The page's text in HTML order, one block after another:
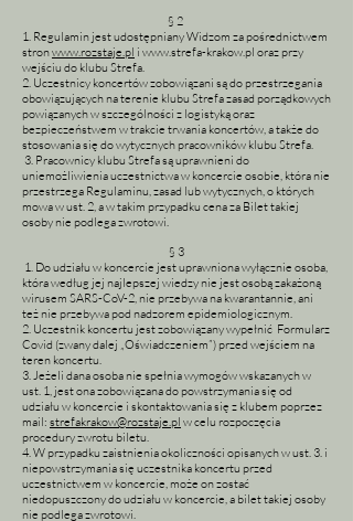
§ 2
1. Regulamin jest udostępniany Widzom za pośrednictwem
stronwww.rozstaje.pl i www.strefa-krakow.pl oraz przy
wejściu do klubu Strefa.
2. Uczestnicy koncertów zobowiązani są do przestrzegania
obowiązujących na terenie klubu Strefa zasad porządkowych
powiązanych w szczególności z logistyką oraz
bezpieczeństwem w trakcie trwania koncertów, a także do
stosowania się do wytycznych pracowników klubu Strefa.
3. Pracownicy klubu Strefa są uprawnieni do
uniemożliwienia uczestnictwa w koncercie osobie, która nie
przestrzega Regulaminu, zasad lub wytycznych, o których
mowa w ust. 2, a w takim przypadku cena za Bilet takiej
osoby nie podlega zwrotowi.
§ 3
1. Do udziału w koncercie jest uprawniona wyłącznie osoba,
która według jej najlepszej wiedzy nie jest osobą zakażoną
wirusem SARS-CoV-2, nie przebywa na kwarantannie, ani
też nie przebywa pod nadzorem epidemiologicznym.
2. Uczestnik koncertu jest zobowiązany wypełnić Formularz
Covid (zwany dalej „Oświadczeniem”) przed wejściem na
teren koncertu.
3. Jeżeli dana osoba nie spełnia wymogów wskazanych w
ust. 1, jest ona zobowiązana do powstrzymania się od
udziału w koncercie i skontaktowania się z klubem poprzez
mail: strefakrakow@rozstaje.pl w celu rozpoczęcia
procedury zwrotu biletu.
4. W przypadku zaistnienia okoliczności opisanych w ust. 3. i
niepowstrzymania się uczestnika koncertu przed
uczestnictwem w koncercie, może on zostać
niedopuszczony do udziału w koncercie, a bilet takiej osoby
nie podlega zwrotowi.